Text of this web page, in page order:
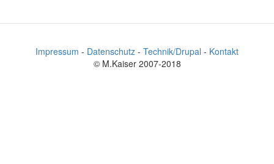
Impressum - Datenschutz - Technik/Drupal - Kontakt
© M.Kaiser 2007-2018